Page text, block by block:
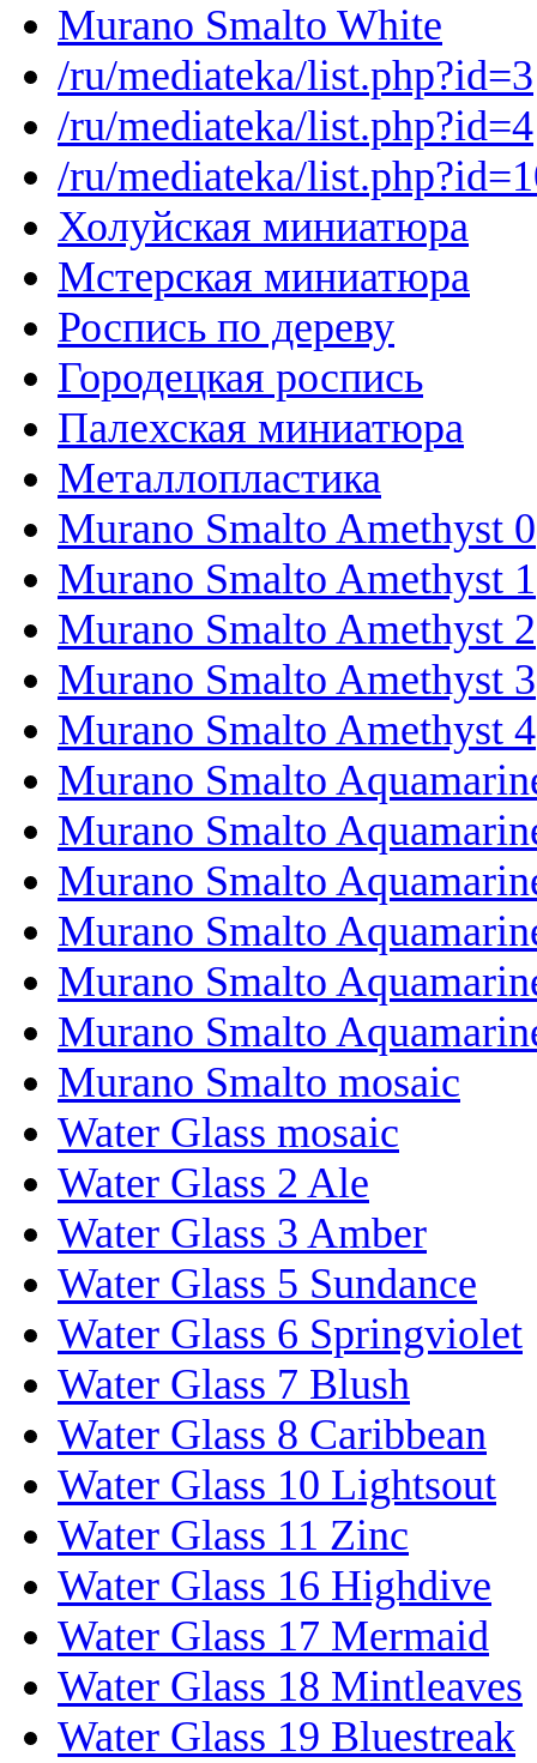
Murano Smalto White
/ru/mediateka/list.php?id=3
/ru/mediateka/list.php?id=4
/ru/mediateka/
Холуйская миниатюра
Мстерская миниатюра
Роспись по дереву
Городецкая роспись
Палехская миниатюра
Металлопластика
Murano Smalto Amethyst 0
Murano Smalto Amethyst 1
Murano Smalto Amethyst 2
Murano Smalto Amethyst 3
Murano Smalto Amethyst 4
Murano Smalto
Murano Smalto
Murano Smalto
Murano Smalto
Murano Smalto
Murano Smalto
Murano Smalto mosaic
Water Glass mosaic
Water Glass 2 Ale
Water Glass 3 Amber
Water Glass 5 Sundance
Water Glass 6 Springviolet
Water Glass 7 Blush
Water Glass 8 Caribbean
Water Glass 10 Lightsout
Water Glass 11 Zinc
Water Glass 16 Highdive
Water Glass 17 Mermaid
Water Glass 18 Mintleaves
Water Glass 19 Bluestreak